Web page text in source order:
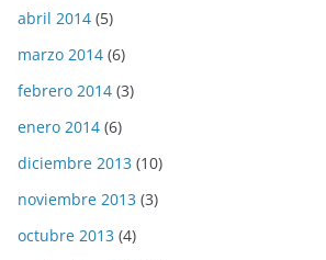
abril 2014 (5)
marzo 2014 (6)
febrero 2014 (3)
enero 2014 (6)
diciembre 2013 (10)
noviembre 2013 (3)
octubre 2013 (4)